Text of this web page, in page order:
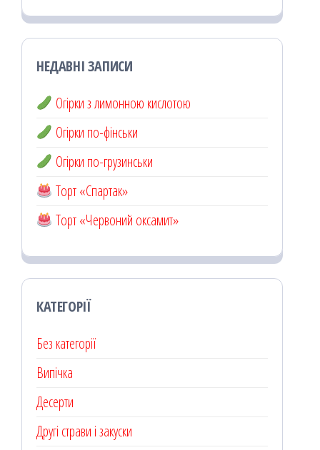
НЕДАВНІ ЗАПИСИ
Огірки з лимонною кислотою
Огірки по-фінськи
Огірки по-грузинськи
Торт «Спартак»
Торт «Червоний оксамит»
КАТЕГОРІЇ
Без категорії
Випічка
Десерти
Другі страви і закуски